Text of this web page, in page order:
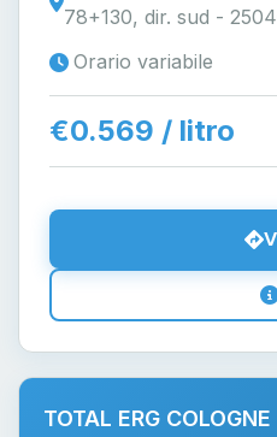
78+130, dir. sud -
Orario variabile
€0.569 / litro
TOTAL ERG COLOGNE